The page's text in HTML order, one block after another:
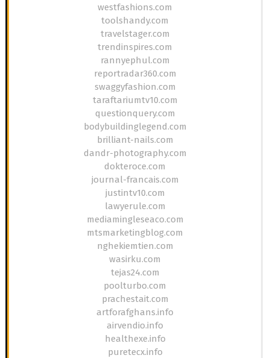
westfashions.com
toolshandy.com
travelstager.com
trendinspires.com
rannyephul.com
reportradar360.com
swaggyfashion.com
taraftariumtv10.com
questionquery.com
bodybuildinglegend.com
brilliant-nails.com
dandr-photography.com
dokteroce.com
journal-francais.com
justintv10.com
lawyerule.com
mediamingleseaco.com
mtsmarketingblog.com
nghekiemtien.com
wasirku.com
tejas24.com
poolturbo.com
prachestait.com
artforafghans.info
airvendio.info
healthexe.info
puretecx.info